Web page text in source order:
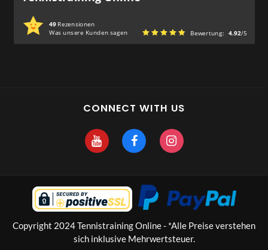
49Rezensionen
Was unsere Kunden sagen
Bewertung: 4.92/5
CONNECT WITH US
Copyright 2024 Tennistraining Online - *Alle Preise verstehen
sich inklusive Mehrwertsteuer.